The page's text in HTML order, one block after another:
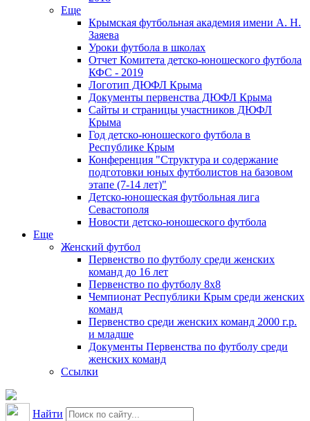
Еще
Крымская футбольная академия имени А. Н.
Заяева
Уроки футбола в школах
Отчет Комитета детско-юношеского футбола
КФС - 2019
Логотип ДЮФЛ Крыма
Документы первенства ДЮФЛ Крыма
Сайты и страницы участников ДЮФЛ
Крыма
Год детско-юношеского футбола в
Республике Крым
Конференция "Структура и содержание
подготовки юных футболистов на базовом
этапе (7-14 лет)"
Детско-юношеская футбольная лига
Севастополя
Новости детско-юношеского футбола
Еще
Женский футбол
Первенство по футболу среди женских
команд до 16 лет
Первенство по футболу 8х8
Чемпионат Республики Крым среди женских
команд
Первенство среди женских команд 2000 г.р.
и младше
Документы Первенства по футболу среди
женских команд
Ссылки
Найти